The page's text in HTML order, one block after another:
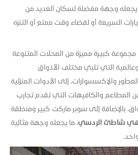
يجعله وجهة مفضلة لسكان العديد من
السريعة أو لقضاء وقت ممتع أو التنزه
كبيرة مميزة من المحلات المتنوعة
التي تلبي مختلف الأذواق
والإكسسوارات، إلى الأدوات المنزلية
المطاعم والكافيهات التي تقدم تجارب
بالإضافة إلى سوبر ماركت كبير ومنطقة
شاطئ الردسي، ما يجعله وجهة مثالية